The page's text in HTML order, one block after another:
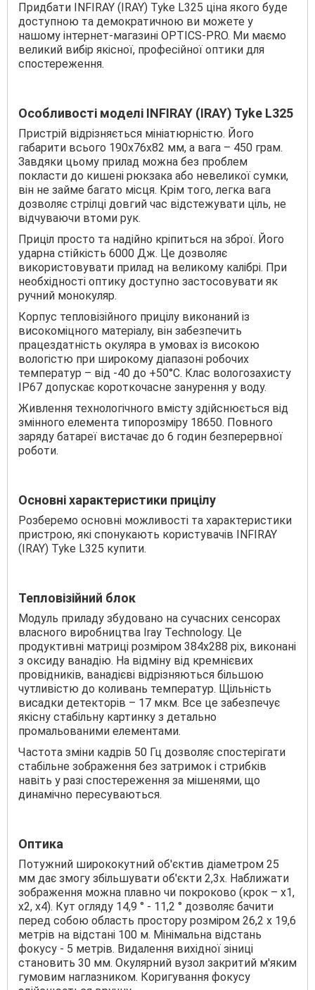
Придбати INFIRAY (IRAY) Tyke L325 ціна якого буде
доступною та демократичною ви можете у
нашому інтернет-магазині OPTICS-PRO. Ми маємо
великий вибір якісної, професійної оптики для
спостереження.
Особливості моделі INFIRAY (IRAY) Tyke L325
Пристрій відрізняється мініатюрністю. Його
габарити всього 190х76х82 мм, а вага – 450 грам.
Завдяки цьому прилад можна без проблем
покласти до кишені рюкзака або невеликої сумки,
він не займе багато місця. Крім того, легка вага
дозволяє стрілці довгий час відстежувати ціль, не
відчуваючи втоми рук.
Приціл просто та надійно кріпиться на зброї. Його
ударна стійкість 6000 Дж. Це дозволяє
використовувати прилад на великому калібрі. При
необхідності оптику доступно застосовувати як
ручний монокуляр.
Корпус тепловізійного прицілу виконаний із
високоміцного матеріалу, він забезпечить
працездатність окуляра в умовах із високою
вологістю при широкому діапазоні робочих
температур – від -40 до +50°С. Клас вологозахисту
IP67 допускає короткочасне занурення у воду.
Живлення технологічного вмісту здійснюється від
змінного елемента типорозміру 18650. Повного
заряду батареї вистачає до 6 годин безперервної
роботи.
Основні характеристики прицілу
Розберемо основні можливості та характеристики
пристрою, які спонукають користувачів INFIRAY
(IRAY) Tyke L325 купити.
Тепловізійний блок
Модуль приладу збудовано на сучасних сенсорах
власного виробництва Iray Technology. Це
продуктивні матриці розміром 384х288 pix, виконані
з оксиду ванадію. На відміну від кремнієвих
провідників, ванадієві відрізняються більшою
чутливістю до коливань температур. Щільність
висадки детекторів – 17 мкм. Все це забезпечує
якісну стабільну картинку з детально
промальованими елементами.
Частота зміни кадрів 50 Гц дозволяє спостерігати
стабільне зображення без затримок і стрибків
навіть у разі спостереження за мішенями, що
динамічно пересуваються.
Оптика
Потужний ширококутний об'єктив діаметром 25
мм дає змогу збільшувати об'єкти 2,3х. Наближати
зображення можна плавно чи покроково (крок – х1,
х2, х4). Кут огляду 14,9 ° - 11,2 ° дозволяє бачити
перед собою область простору розміром 26,2 х 19,6
метрів на відстані 100 м. Мінімальна відстань
фокусу - 5 метрів. Видалення вихідної зіниці
становить 30 мм. Окулярний вузол закритий м'яким
гумовим наглазником. Коригування фокусу